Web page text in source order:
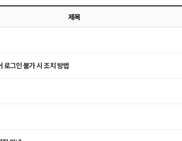
제목
로그인 불가 시 조치 방법